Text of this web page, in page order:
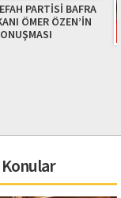
Konular